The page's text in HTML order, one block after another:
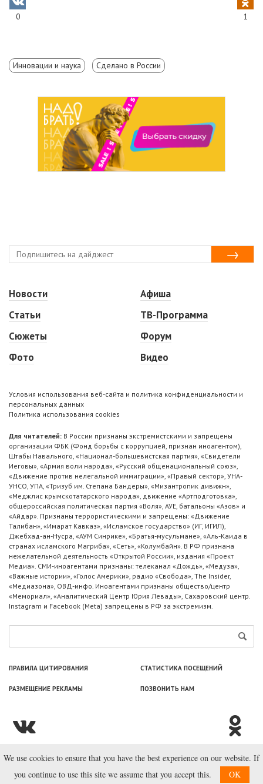
0 1
Инновации и наука Сделано в России
Новости
Статьи
Сюжеты
Фото
Афиша
ТВ-Программа
Форум
Видео
Условия использования веб-сайта и политика конфиденциальности и
персональных данных
Политика использования cookies
Для читателей: В России признаны экстремистскими и запрещены
организации ФБК (Фонд борьбы с коррупцией, признан иноагентом),
Штабы Навального, «Национал-большевистская партия», «Свидетели
Иеговы», «Армия воли народа», «Русский общенациональный союз»,
«Движение против нелегальной иммиграции», «Правый сектор», УНА-
УНСО, УПА, «Тризуб им. Степана Бандеры», «Мизантропик дивижн»,
«Меджлис крымскотатарского народа», движение «Артподготовка»,
общероссийская политическая партия «Воля», АУЕ, батальоны «Азов» и
«Айдар». Признаны террористическими и запрещены: «Движение
Талибан», «Имарат Кавказ», «Исламское государство» (ИГ, ИГИЛ),
Джебхад-ан-Нусра, «АУМ Синрике», «Братья-мусульмане», «Аль-Каида в
странах исламского Магриба», «Сеть», «Колумбайн». В РФ признана
нежелательной деятельность «Открытой России», издания «Проект
Медиа». СМИ-иноагентами признаны: телеканал «Дождь», «Медуза»,
«Важные истории», «Голос Америки», радио «Свобода», The Insider,
«Медиазона», ОВД-инфо. Иноагентами признаны общество/центр
«Мемориал», «Аналитический Центр Юрия Левады», Сахаровский центр.
Instagram и Facebook (Metа) запрещены в РФ за экстремизм.
ПРАВИЛА ЦИТИРОВАНИЯ СТАТИСТИКА ПОСЕЩЕНИЙ
РАЗМЕЩЕНИЕ РЕКЛАМЫ ПОЗВОНИТЬ НАМ
© ООО «Лаборатория Новоcтей», 2003—2026.
We use cookies to ensure that you have the best experience on our website. If
you continue to use this site we assume that you accept this.
OK